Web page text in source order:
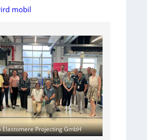
mobil
Elastomere Projecting GmbH